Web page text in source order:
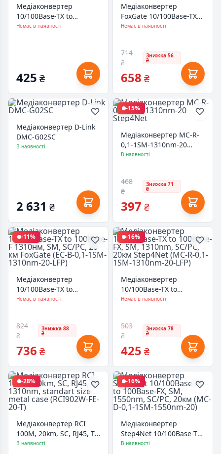
Медіаконвертер
10/100Base-TX to
100Base-FX, SM,
Немає в наявності
425 ₴
Медіаконвертер
FoxGate 10/100Base-TX
to 100Base-F 1310нм,
Немає в наявності
714
₴
Знижка 56
₴
658 ₴
Медіаконвертер D-Link
DMC-G02SC
В наявності
2 631 ₴
-15%
Медіаконвертер MC-R-
0,1-1SM-1310nm-20
Step4Net
В наявності
468
₴
Знижка 71
₴
397 ₴
-11%
Медіаконвертер
10/100Base-TX to
100Base-F 1310нм, SM,
20-LFP)
Немає в наявності
824
₴
Знижка 88
₴
736 ₴
-16%
Медіаконвертер
10/100Base-TX to
100Base-FX, SM,
1310nm-20-LFP)
Немає в наявності
503
₴
Знижка 78
₴
425 ₴
-28%
Медіаконвертер RCI
100M, 20km, SC, RJ45, Tx
1310nm, standart size
В наявності
-16%
Медіаконвертер
Step4Net 10/100Base-TX
to 100Base-FX, SM,
В наявності